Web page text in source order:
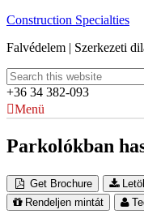
Construction Specialties
Falvédelem | Szerkezeti
+36 34 382-093
Menü
Parkolókban
Get Brochure
Rendeljen mintát